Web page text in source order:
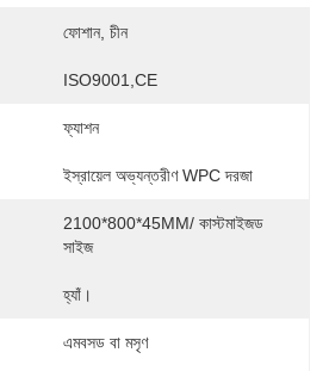
ফোশান, চীন
ISO9001,CE
ফ্যাশন
ইস্রায়েল অভ্যন্তরীণ WPC দরজা
2100*800*45MM/ কাস্টমাইজড
সাইজ
হ্যাঁ।
এমবসড বা মসৃণ